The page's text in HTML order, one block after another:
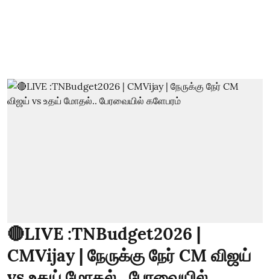
🔴LIVE :TNBudget2026 |
CMVijay | நேருக்கு நேர் CM விஜய்